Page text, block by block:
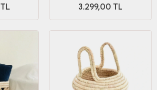
CM)
3.299,00 TL